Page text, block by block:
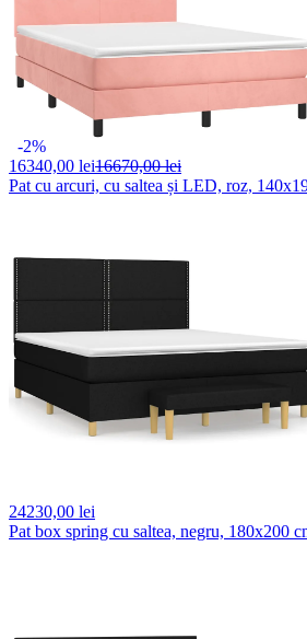
-2%
16340,00 lei16670,00 lei
Pat cu arcuri, cu saltea și LED, roz,
24230,00 lei
Pat box spring cu saltea, negru, 180x200